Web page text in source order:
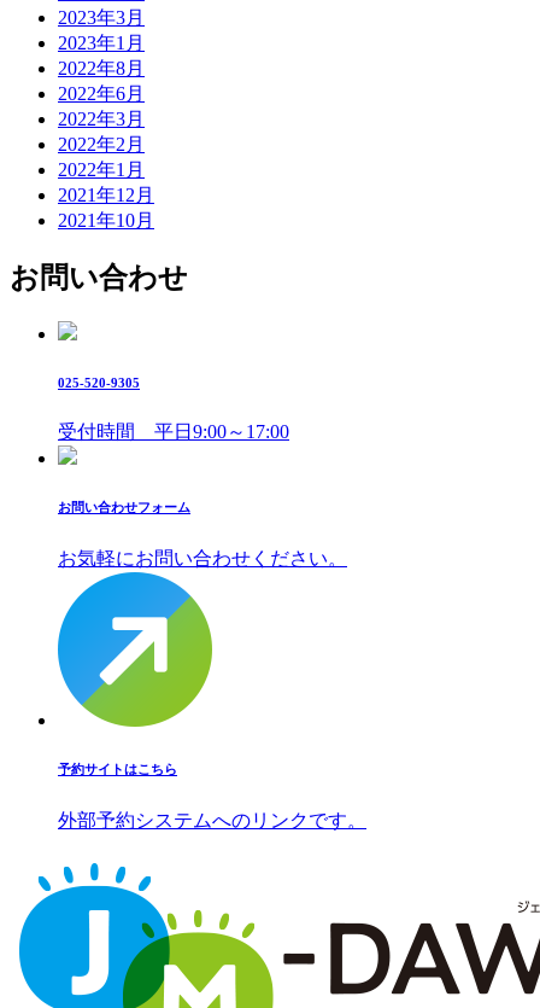
2023年3月
2023年1月
2022年8月
2022年6月
2022年3月
2022年2月
2022年1月
2021年12月
2021年10月
お問い合わせ
025-520-9305
受付時間 平日9:00～17:00
お問い合わせフォーム
お気軽にお問い合わせください。
予約サイトはこちら
外部予約システムへのリンクです。